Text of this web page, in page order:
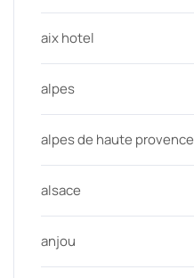
aix hotel
alpes
alpes de haute provence
alsace
anjou